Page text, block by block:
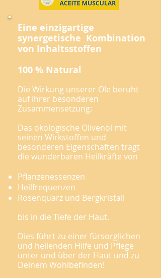
Eine einzigartige
synergetische Kombination
von Inhaltsstoffen
100 % Natural
Die Wirkung unserer Öle beruht
auf ihrer besonderen
Zusammensetzung:
Das ökologische Olivenöl mit
seinen Wirkstoffen und
besonderen Eigenschaften trägt
die wunderbaren Heilkräfte von
Pflanzenessenzen
Heilfrequenzen
Rosenquarz und Bergkristall
bis in die Tiefe der Haut.
Dies führt zu einer fürsorglichen
und heilenden Hilfe und Pflege
unter und über der Haut und zu
Deinem Wohlbefinden!